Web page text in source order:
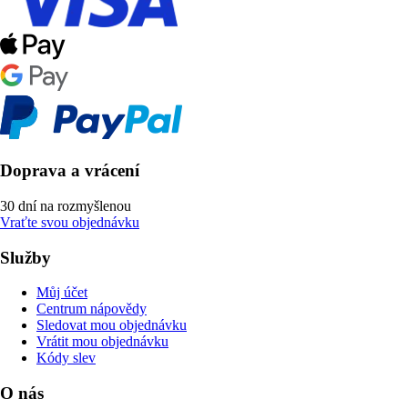
Doprava a vrácení
30 dní na rozmyšlenou
Vraťte svou objednávku
Služby
Můj účet
Centrum nápovědy
Sledovat mou objednávku
Vrátit mou objednávku
Kódy slev
O nás